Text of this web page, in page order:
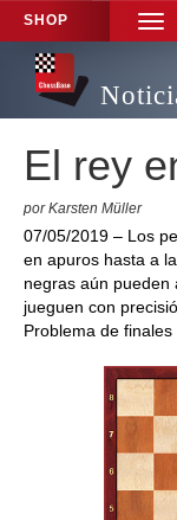
SHOP
El rey
por Karsten Müller
07/05/2019 – Los
en apuros hasta a
negras aún pueden
jueguen con
Problema de